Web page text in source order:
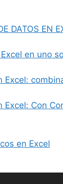
DATOS EN
en uno
Excel:
Excel: Con
en Excel